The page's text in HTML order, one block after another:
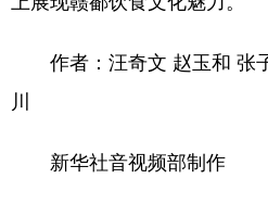
作者：汪奇文 赵玉和 张
川
新华社音视频部制作